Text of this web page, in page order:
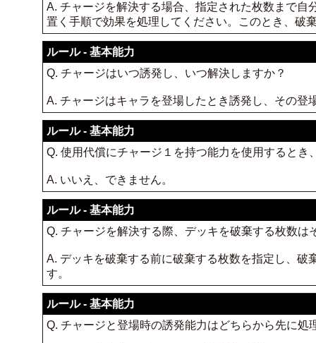
A. チャージを解決する場合、指定された枚数まで
置く手順で効果を処理してください。このとき、破
ルール - 基本能力
Q. チャージはいつ誘発し、いつ解決しますか？
A. チャージはキャラを登場したとき誘発し、その
ルール - 基本能力
Q. 使用代償にチャージ１を持つ能力を使用すると
A. いいえ、できません。
ルール - 基本能力
Q. チャージを解決する際、デッキを破棄する枚数
A. デッキを破棄する前に破棄する枚数を指定し、
す。
ルール - 基本能力
Q. チャージと登場時の誘発能力はどちらから先に処